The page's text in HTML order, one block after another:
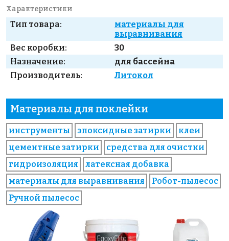
Характеристики
Тип товара:
материалы для
выравнивания
Вес коробки:
30
Назначение:
для бассейна
Производитель:
Литокол
Материалы для поклейки
инструменты эпоксидные затирки
клеи
цементные затирки
средства для очистки
гидроизоляция
латексная добавка
материалы для выравнивания
Робот-пылесос
Ручной пылесос